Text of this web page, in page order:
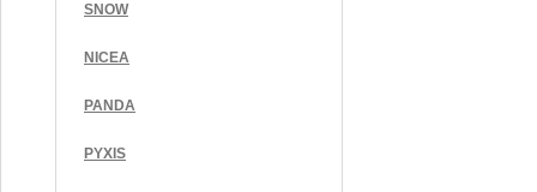
SNOW
NICEA
PANDA
PYXIS